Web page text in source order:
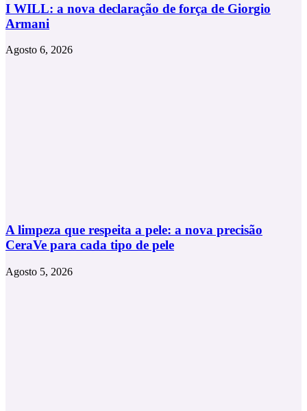
I WILL: a nova declaração de força de Giorgio
Armani
Agosto 6, 2026
A limpeza que respeita a pele: a nova precisão
CeraVe para cada tipo de pele
Agosto 5, 2026